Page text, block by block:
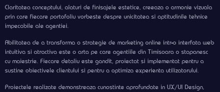
Claritatea conceptului, alaturi de finisajele estetice, creeaza o armonie vizuala
prin care fiecare portofoliu vorbeste despre unicitatea si aptitudinile tehnice
impecabile ale agentiei.
Abilitatea de a transforma o strategie de marketing online intr-o interfata web
intuitiva si atractiva este o arta pe care agentiile din Timisoara o stapanesc
cu maiestrie. Fiecare detaliu este gandit, proiectat si implementat pentru a
sustine obiectivele clientului si pentru a optimiza experienta utilizatorului.
Proiectele realizate demonstreaza cunostinte aprofundate in UX/UI Design,